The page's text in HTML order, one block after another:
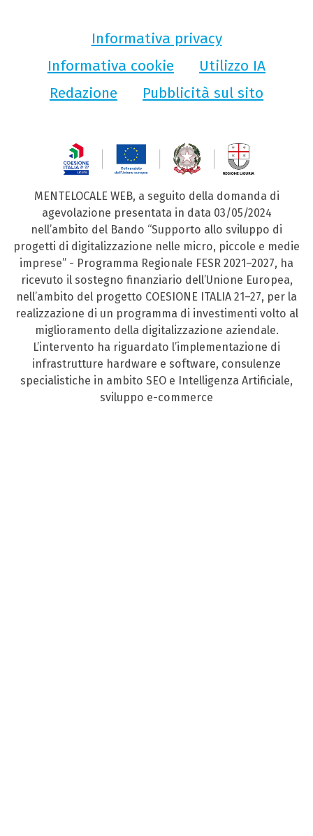
Informativa privacy
Informativa cookie
Utilizzo IA
Redazione
Pubblicità sul sito
MENTELOCALE WEB, a seguito della domanda di
agevolazione presentata in data 03/05/2024
nell’ambito del Bando “Supporto allo sviluppo di
progetti di digitalizzazione nelle micro, piccole e medie
imprese” - Programma Regionale FESR 2021–2027, ha
ricevuto il sostegno finanziario dell’Unione Europea,
nell’ambito del progetto COESIONE ITALIA 21–27, per la
realizzazione di un programma di investimenti volto al
miglioramento della digitalizzazione aziendale.
L’intervento ha riguardato l’implementazione di
infrastrutture hardware e software, consulenze
specialistiche in ambito SEO e Intelligenza Artificiale,
sviluppo e-commerce